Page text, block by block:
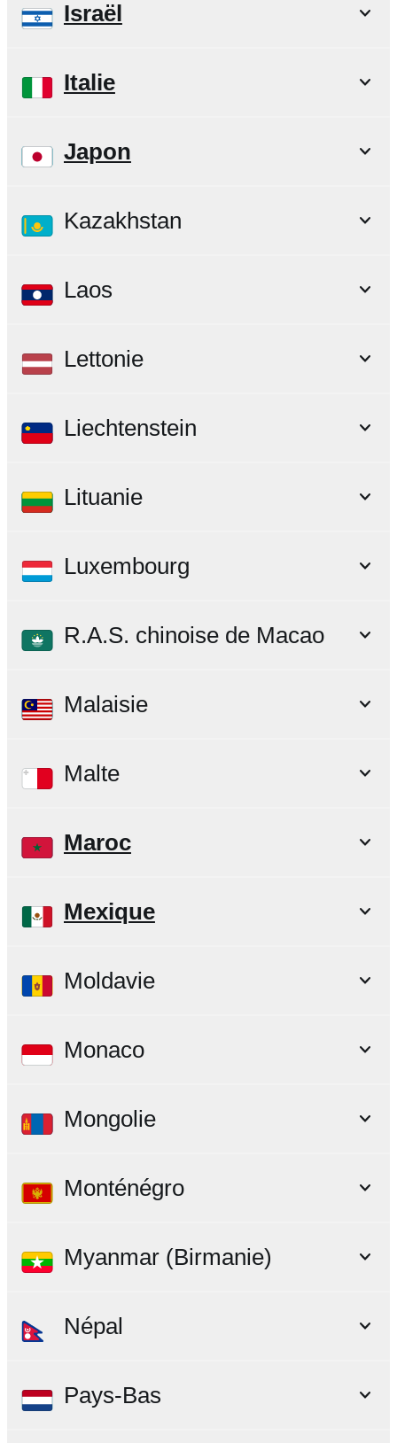
Israël
Italie
Japon
Kazakhstan
Laos
Lettonie
Liechtenstein
Lituanie
Luxembourg
R.A.S. chinoise de Macao
Malaisie
Malte
Maroc
Mexique
Moldavie
Monaco
Mongolie
Monténégro
Myanmar (Birmanie)
Népal
Pays-Bas